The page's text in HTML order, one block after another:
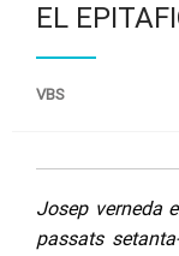
EL
VBS
Josep verneda
passats